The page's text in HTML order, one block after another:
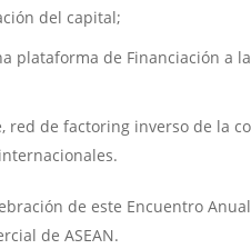
del capital;
plataforma de Financiación a
red de factoring inverso de la
de este Encuentro
de ASEAN.